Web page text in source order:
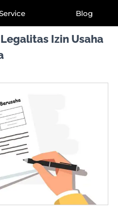
Blog
Izin Usaha